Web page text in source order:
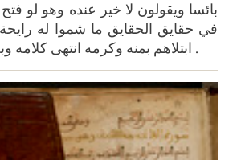
بائسا ويقولون لا خير عنده وهو لو
في حقايق الحقايق ما شموا له رايحة
ابتلاهم بمنه وكرمه انتهى كلامه وبه تم التقييد .